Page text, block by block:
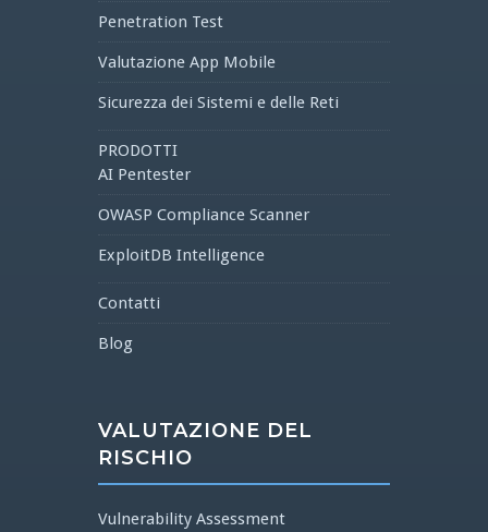
Penetration Test
Valutazione App Mobile
Sicurezza dei Sistemi e delle Reti
PRODOTTI
AI Pentester
OWASP Compliance Scanner
ExploitDB Intelligence
Contatti
Blog
VALUTAZIONE DEL
RISCHIO
Vulnerability Assessment